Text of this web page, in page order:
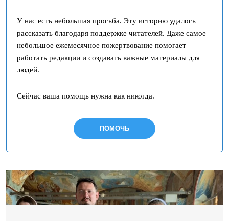
У нас есть небольшая просьба. Эту историю удалось
рассказать благодаря поддержке читателей. Даже самое
небольшое ежемесячное пожертвование помогает
работать редакции и создавать важные материалы для
людей.
Сейчас ваша помощь нужна как никогда.
ПОМОЧЬ